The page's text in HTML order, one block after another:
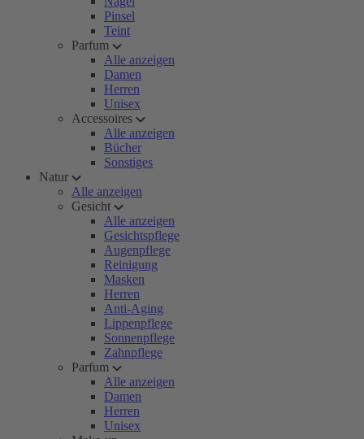
Pinsel
Teint
Parfum
Alle anzeigen
Damen
Herren
Unisex
Accessoires
Alle anzeigen
Bücher
Sonstiges
Natur
Alle anzeigen
Gesicht
Alle anzeigen
Gesichtspflege
Augenpflege
Reinigung
Masken
Herren
Anti-Aging
Lippenpflege
Sonnenpflege
Zahnpflege
Parfum
Alle anzeigen
Damen
Herren
Unisex